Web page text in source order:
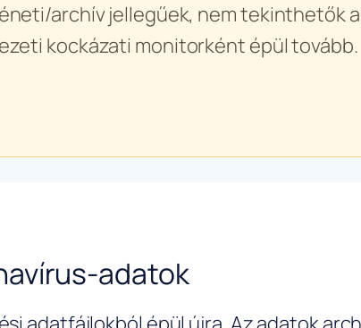
archív jellegűek, nem tekinthetők
kockázati monitorként épül tovább.
adatok